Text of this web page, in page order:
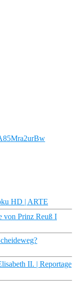
HD | ARTE
von Prinz Reuß I
II. | Reportage